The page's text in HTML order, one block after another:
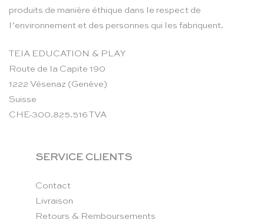
produits de manière éthique dans le respect de
l’environnement et des personnes qui les fabriquent.
TEIA EDUCATION & PLAY
Route de la Capite 190
1222 Vésenaz (Genève)
Suisse
CHE-300.825.516 TVA
SERVICE CLIENTS
Contact
Livraison
Retours & Remboursements